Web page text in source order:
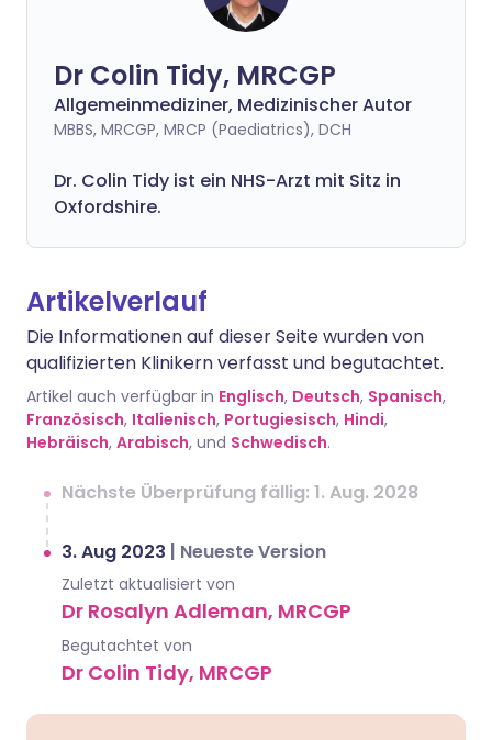
Dr Colin Tidy, MRCGP
Allgemeinmediziner, Medizinischer Autor
MBBS, MRCGP, MRCP (Paediatrics), DCH
Dr. Colin Tidy ist ein NHS-Arzt mit Sitz in
Oxfordshire.
Artikelverlauf
Die Informationen auf dieser Seite wurden von
qualifizierten Klinikern verfasst und begutachtet.
Artikel auch verfügbar in Englisch, Deutsch, Spanisch,
Französisch, Italienisch, Portugiesisch, Hindi,
Hebräisch, Arabisch, und Schwedisch.
Nächste Überprüfung fällig: 1. Aug. 2028
3. Aug 2023 | Neueste Version
Zuletzt aktualisiert von
Dr Rosalyn Adleman, MRCGP
Begutachtet von
Dr Colin Tidy, MRCGP